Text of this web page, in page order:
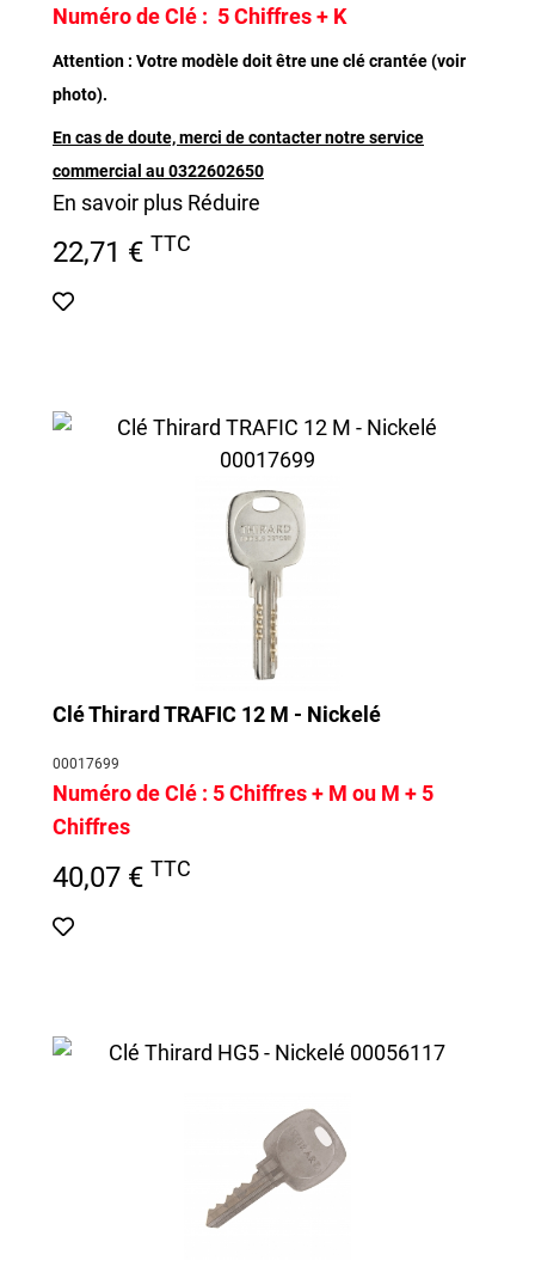
Numéro de Clé : 5 Chiffres + K
Attention : Votre modèle doit être une clé crantée (voir
photo).
En cas de doute, merci de contacter notre service
commercial au 0322602650
En savoir plus Réduire
22,71 € TTC
Clé Thirard TRAFIC 12 M - Nickelé
00017699
Numéro de Clé : 5 Chiffres + M ou M + 5
Chiffres
40,07 € TTC